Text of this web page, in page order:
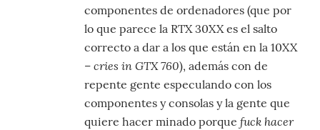
componentes de ordenadores (que por
lo que parece la RTX 30XX es el salto
correcto a dar a los que están en la 10XX
– cries in GTX 760), además con de
repente gente especulando con los
componentes y consolas y la gente que
quiere hacer minado porque fuck hacer